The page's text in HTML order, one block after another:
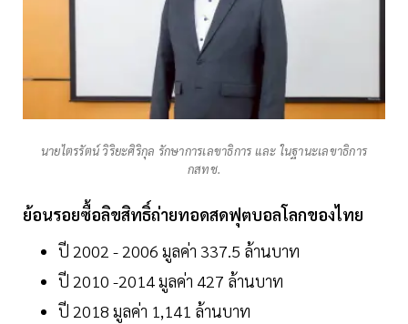
นายไตรรัตน์ วิริยะศิริกุล รักษาการเลขาธิการ และ ในฐานะเลขาธิการ
กสทช.
ย้อนรอยซื้อลิขสิทธิ์ถ่ายทอดสดฟุตบอลโลกของไทย
ปี 2002 - 2006 มูลค่า 337.5 ล้านบาท
ปี 2010 -2014 มูลค่า 427 ล้านบาท
ปี 2018 มูลค่า 1,141 ล้านบาท